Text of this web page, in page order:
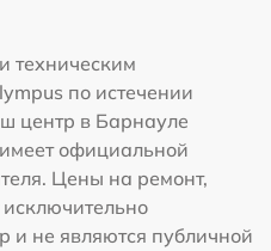
техническим
по истечении
центр в Барнауле
официальной
Цены на ремонт,
и не являются публичной